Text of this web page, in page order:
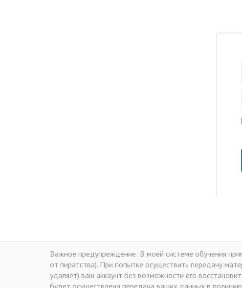
Важное предупреждение: В моей системе обучения
от пиратства). При попытке осуществить передачу
удаляет) ваш аккаунт без возможности его
будет осуществлена передача ваших данных в